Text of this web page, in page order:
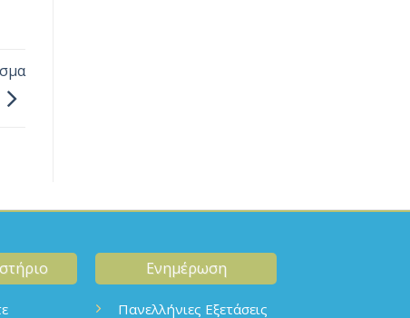
Ενημέρωση
Πανελλήνιες Εξετάσεις